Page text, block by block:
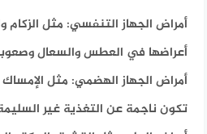
أمراض الجهاز التنفسي: مثل الزكام
أعراضها في العطس والسعال
أمراض الجهاز الهضمي: مثل الإمساك
تكون ناجمة عن التغذية غير السليمة